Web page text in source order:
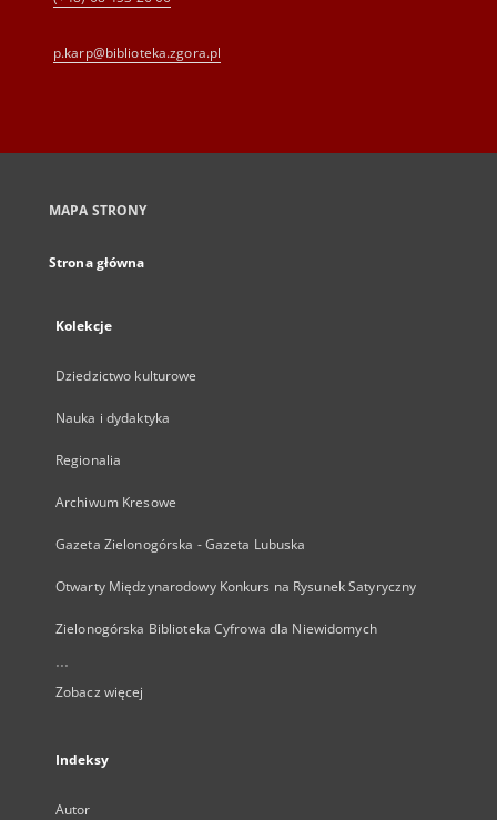
p.karp@biblioteka.zgora.pl
MAPA STRONY
Strona główna
Kolekcje
Dziedzictwo kulturowe
Nauka i dydaktyka
Regionalia
Archiwum Kresowe
Gazeta Zielonogórska - Gazeta Lubuska
Otwarty Międzynarodowy Konkurs na Rysunek Satyryczny
Zielonogórska Biblioteka Cyfrowa dla Niewidomych
...
Zobacz więcej
Indeksy
Autor